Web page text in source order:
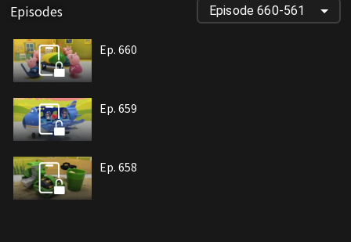
Episodes Episode 660-561
Ep. 660
Ep. 659
Ep. 658